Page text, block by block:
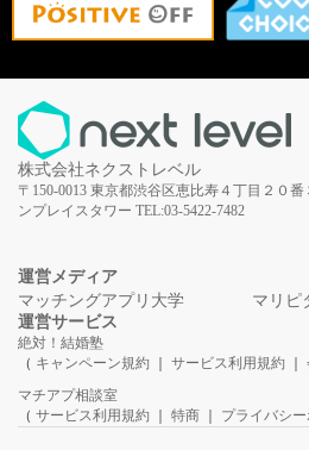
株式会社ネクストレベル
〒150-0013 東京都渋谷区恵比寿４丁目２０番
ンプレイスタワー TEL:03-5422-7482
運営メディア
マッチングアプリ大学
マリピ
運営サービス
絶対！結婚塾
（ キャンペーン規約 サービス利用規約
マチアプ相談室
（ サービス利用規約 特商 プライバシ